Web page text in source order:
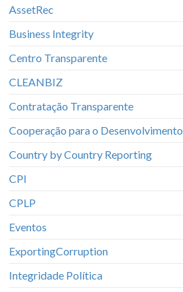
AssetRec
Business Integrity
Centro Transparente
CLEANBIZ
Contratação Transparente
Cooperação para o Desenvolvimento
Country by Country Reporting
CPI
CPLP
Eventos
ExportingCorruption
Integridade Política